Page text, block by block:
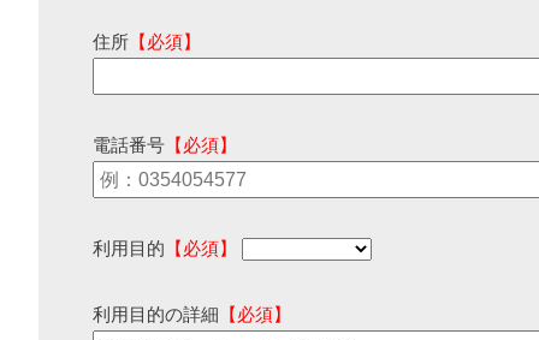
住所 【必須】
電話番号 【必須】
利用目的 【必須】
利用目的の詳細 【必須】